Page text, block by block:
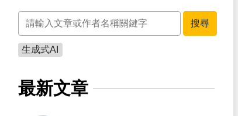
關鍵字
搜尋
生成式AI
最新文章